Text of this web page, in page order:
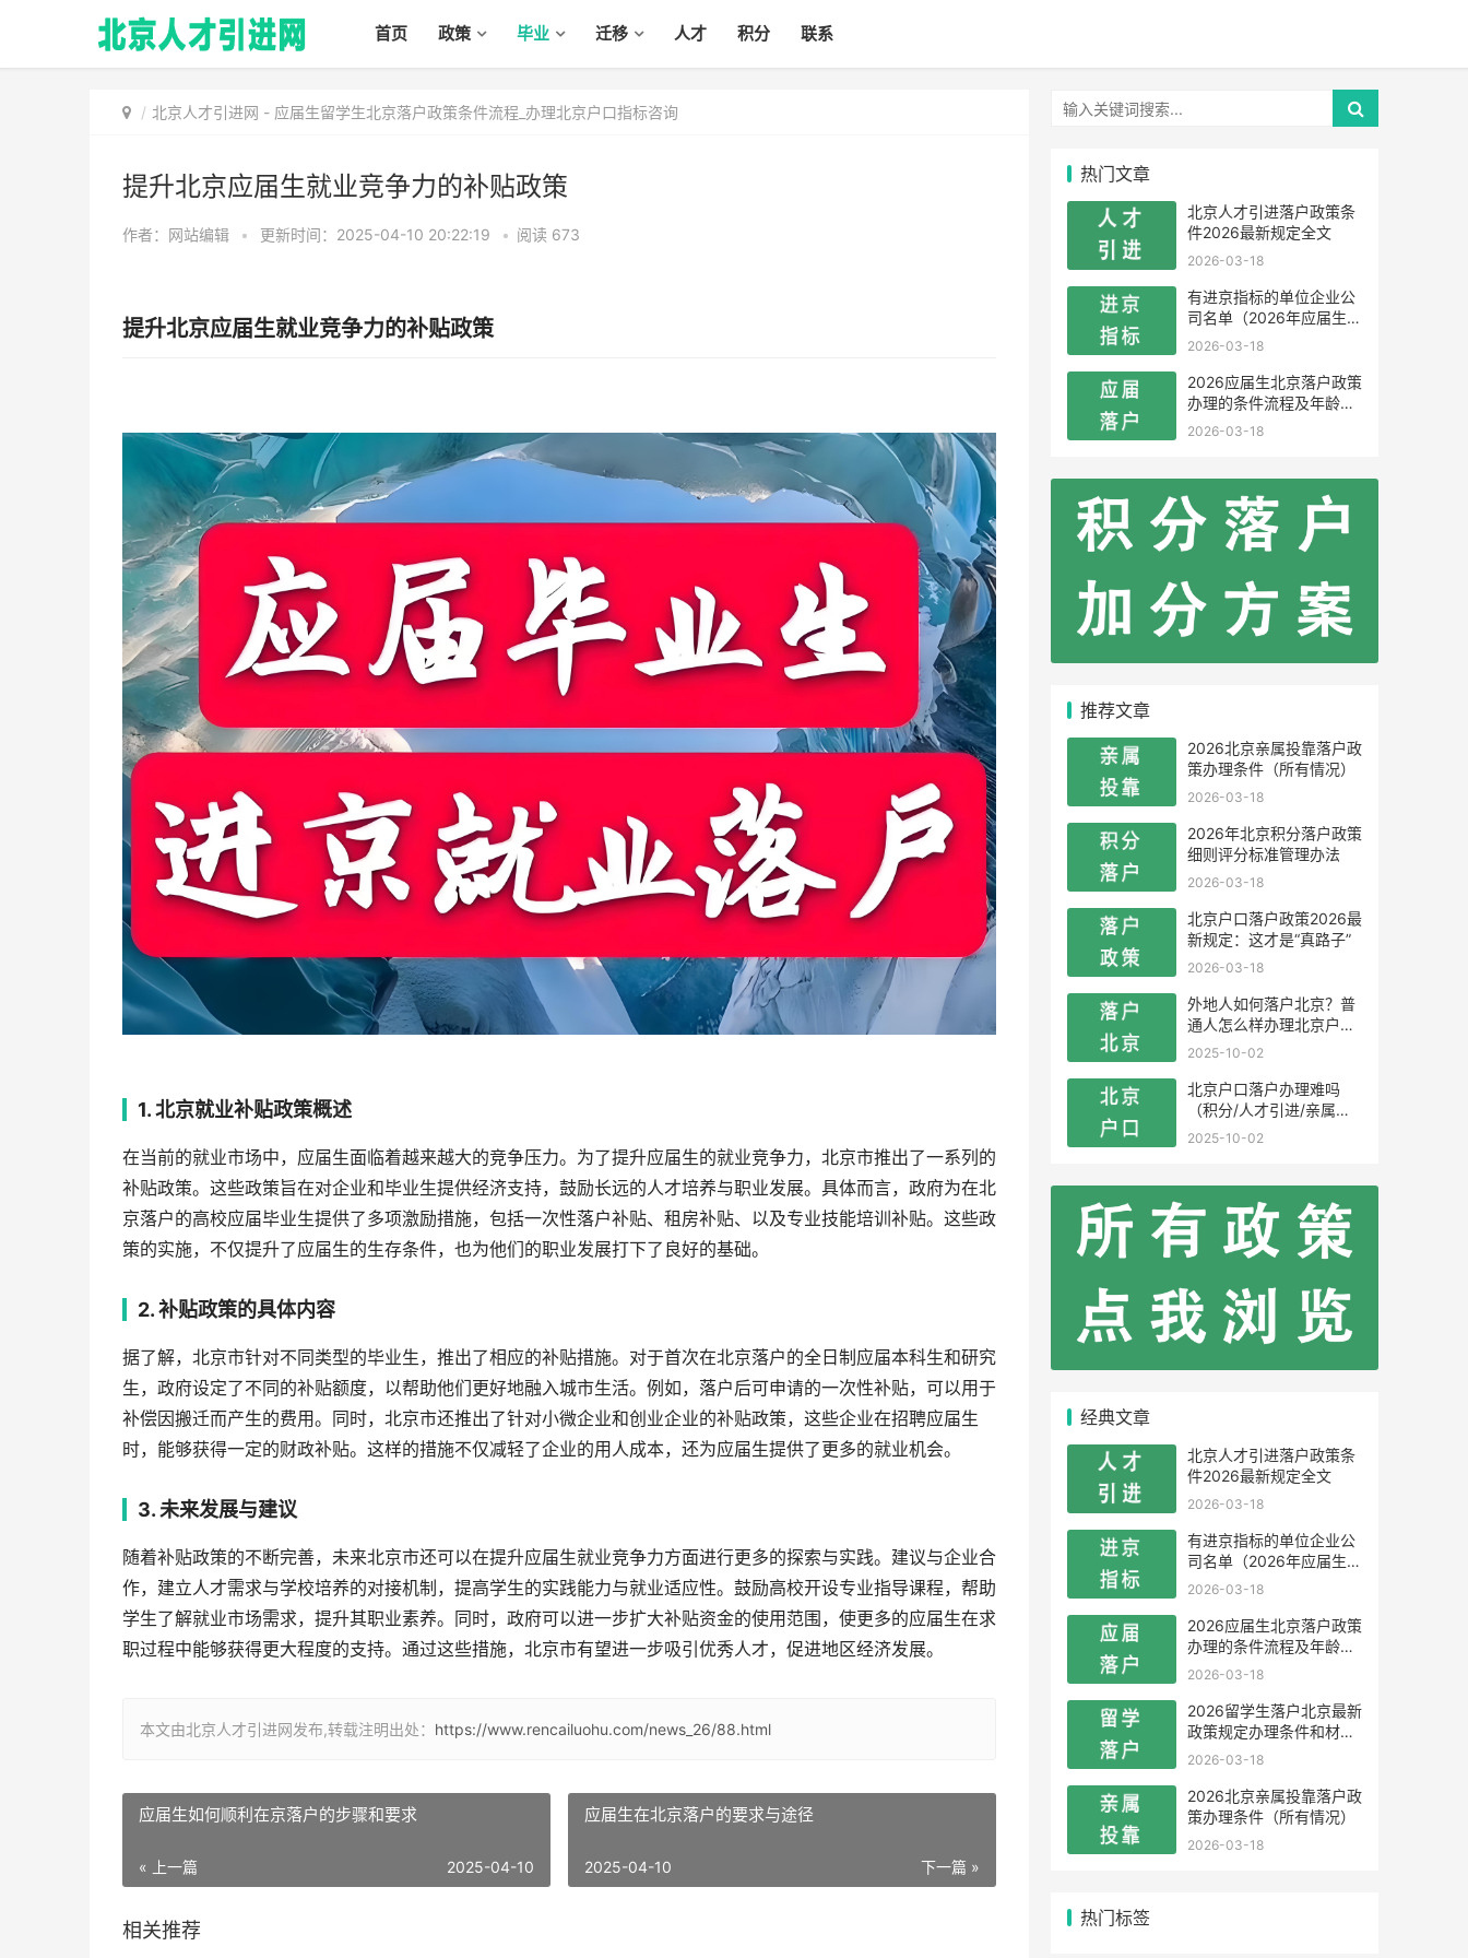
首页 政策 毕业 迁移 人才 积分 联系
北京人才引进网 - 应届生留学生北京落户政策条件流程_办理北京户口指标咨询
提升北京应届生就业竞争力的补贴政策
作者：网站编辑 • 更新时间：2025-04-10 20:22:19 • 阅读 673
提升北京应届生就业竞争力的补贴政策
1. 北京就业补贴政策概述
在当前的就业市场中，应届生面临着越来越大的竞争压力。为了提升应届生的就业竞争力，北京市推出了一系列的
补贴政策。这些政策旨在对企业和毕业生提供经济支持，鼓励长远的人才培养与职业发展。具体而言，政府为在北
京落户的高校应届毕业生提供了多项激励措施，包括一次性落户补贴、租房补贴、以及专业技能培训补贴。这些政
策的实施，不仅提升了应届生的生存条件，也为他们的职业发展打下了良好的基础。
2. 补贴政策的具体内容
据了解，北京市针对不同类型的毕业生，推出了相应的补贴措施。对于首次在北京落户的全日制应届本科生和研究
生，政府设定了不同的补贴额度，以帮助他们更好地融入城市生活。例如，落户后可申请的一次性补贴，可以用于
补偿因搬迁而产生的费用。同时，北京市还推出了针对小微企业和创业企业的补贴政策，这些企业在招聘应届生
时，能够获得一定的财政补贴。这样的措施不仅减轻了企业的用人成本，还为应届生提供了更多的就业机会。
3. 未来发展与建议
随着补贴政策的不断完善，未来北京市还可以在提升应届生就业竞争力方面进行更多的探索与实践。建议与企业合
作，建立人才需求与学校培养的对接机制，提高学生的实践能力与就业适应性。鼓励高校开设专业指导课程，帮助
学生了解就业市场需求，提升其职业素养。同时，政府可以进一步扩大补贴资金的使用范围，使更多的应届生在求
职过程中能够获得更大程度的支持。通过这些措施，北京市有望进一步吸引优秀人才，促进地区经济发展。
本文由北京人才引进网发布,转载注明出处： https://www.rencailuohu.com/news_26/88.html
应届生如何顺利在京落户的步骤和要求
« 上一篇 2025-04-10
应届生在北京落户的要求与途径
下一篇 »
2025-04-10
相关推荐
热门文章
北京人才引进落户政策条
件2026最新规定全文
2026-03-18
有进京指标的单位企业公
司名单（2026年应届生留
学生）
2026-03-18
2026应届生北京落户政策
办理的条件流程及年龄限
制
2026-03-18
推荐文章
2026北京亲属投靠落户政
策办理条件（所有情况）
2026-03-18
2026年北京积分落户政策
细则评分标准管理办法
2026-03-18
北京户口落户政策2026最
新规定：这才是“真路子”
2026-03-18
外地人如何落户北京？普
通人怎么样办理北京户
口？
2025-10-02
北京户口落户办理难吗
（积分/人才引进/亲属投
靠）
2025-10-02
经典文章
北京人才引进落户政策条
件2026最新规定全文
2026-03-18
有进京指标的单位企业公
司名单（2026年应届生留
学生）
2026-03-18
2026应届生北京落户政策
办理的条件流程及年龄限
制
2026-03-18
2026留学生落户北京最新
政策规定办理条件和材料
及流程
2026-03-18
2026北京亲属投靠落户政
策办理条件（所有情况）
2026-03-18
热门标签